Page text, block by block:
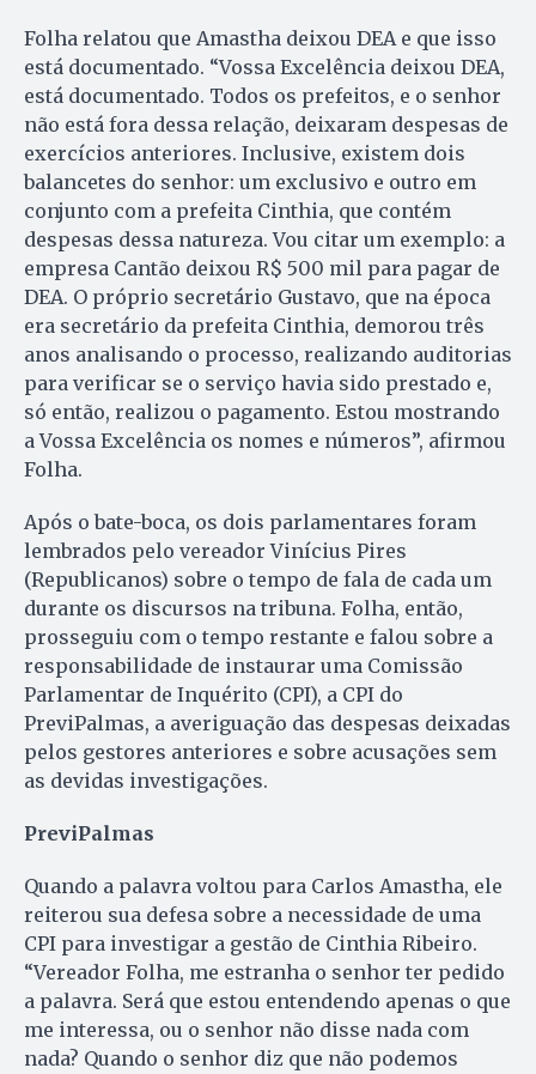
Folha relatou que Amastha deixou DEA e que isso
está documentado. “Vossa Excelência deixou DEA,
está documentado. Todos os prefeitos, e o senhor
não está fora dessa relação, deixaram despesas de
exercícios anteriores. Inclusive, existem dois
balancetes do senhor: um exclusivo e outro em
conjunto com a prefeita Cinthia, que contém
despesas dessa natureza. Vou citar um exemplo: a
empresa Cantão deixou R$ 500 mil para pagar de
DEA. O próprio secretário Gustavo, que na época
era secretário da prefeita Cinthia, demorou três
anos analisando o processo, realizando auditorias
para verificar se o serviço havia sido prestado e,
só então, realizou o pagamento. Estou mostrando
a Vossa Excelência os nomes e números”, afirmou
Folha.
Após o bate-boca, os dois parlamentares foram
lembrados pelo vereador Vinícius Pires
(Republicanos) sobre o tempo de fala de cada um
durante os discursos na tribuna. Folha, então,
prosseguiu com o tempo restante e falou sobre a
responsabilidade de instaurar uma Comissão
Parlamentar de Inquérito (CPI), a CPI do
PreviPalmas, a averiguação das despesas deixadas
pelos gestores anteriores e sobre acusações sem
as devidas investigações.
PreviPalmas
Quando a palavra voltou para Carlos Amastha, ele
reiterou sua defesa sobre a necessidade de uma
CPI para investigar a gestão de Cinthia Ribeiro.
“Vereador Folha, me estranha o senhor ter pedido
a palavra. Será que estou entendendo apenas o que
me interessa, ou o senhor não disse nada com
nada? Quando o senhor diz que não podemos